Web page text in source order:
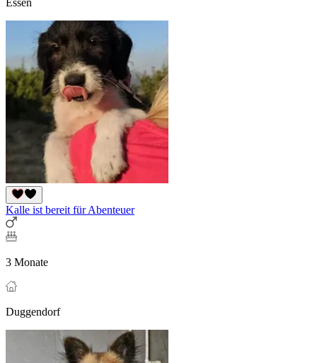
Essen
Kalle ist bereit für Abenteuer
3 Monate
Duggendorf